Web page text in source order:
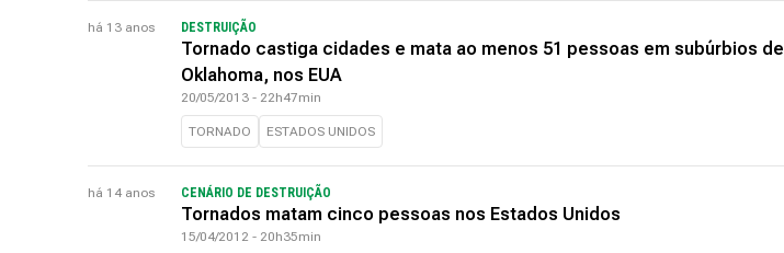
há 13 anos DESTRUIÇÃO
Tornado castiga cidades e mata ao menos 51 pessoas em subúrbios de
Oklahoma, nos EUA
20/05/2013 - 22h47min
TORNADO ESTADOS UNIDOS
há 14 anos CENÁRIO DE DESTRUIÇÃO
Tornados matam cinco pessoas nos Estados Unidos
15/04/2012 - 20h35min